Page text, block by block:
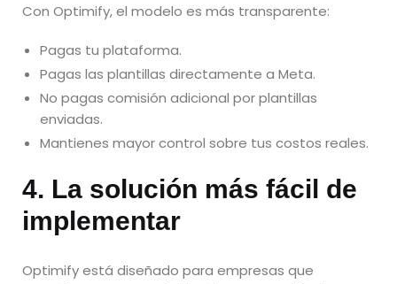
Con Optimify, el modelo es más transparente:
Pagas tu plataforma.
Pagas las plantillas directamente a Meta.
No pagas comisión adicional por plantillas
enviadas.
Mantienes mayor control sobre tus costos reales.
4. La solución más fácil de
implementar
Optimify está diseñado para empresas que